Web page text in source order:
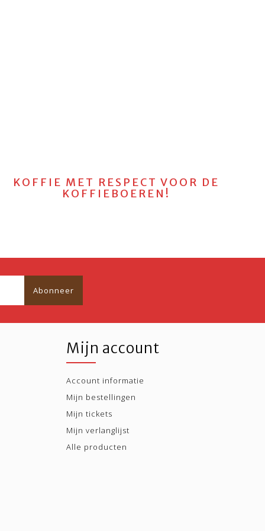
KOFFIE MET RESPECT VOOR DE
KOFFIEBOEREN!
Abonneer
Mijn account
Account informatie
Mijn bestellingen
Mijn tickets
Mijn verlanglijst
Alle producten